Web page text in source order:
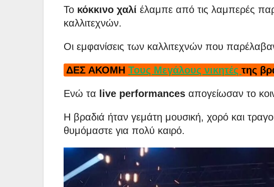
Το κόκκινο χαλί έλαμπε από τις λαμπερές
καλλιτεχνών.
Οι εμφανίσεις των καλλιτεχνών που
ΔΕΣ ΑΚΟΜΗ Τους Μεγάλους νικητές της
Ενώ τα live performances απογείωσαν το
Η βραδιά ήταν γεμάτη μουσική, χορό και
θυμόμαστε για πολύ καιρό.